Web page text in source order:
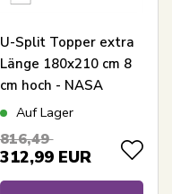
U-Split Topper extra
Länge 180x210 cm 8
cm hoch - NASA
Memoryschaum -
- Borg Living
Auf Lager
816,49
312,99 EUR